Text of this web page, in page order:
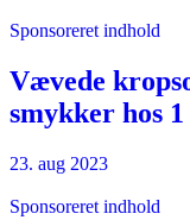
Sponsoreret indhold
Vævede
smykker hos
23. aug 2023
Sponsoreret indhold